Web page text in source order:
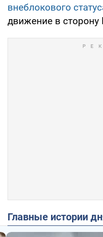
внеблокового
движение в
Главные истории